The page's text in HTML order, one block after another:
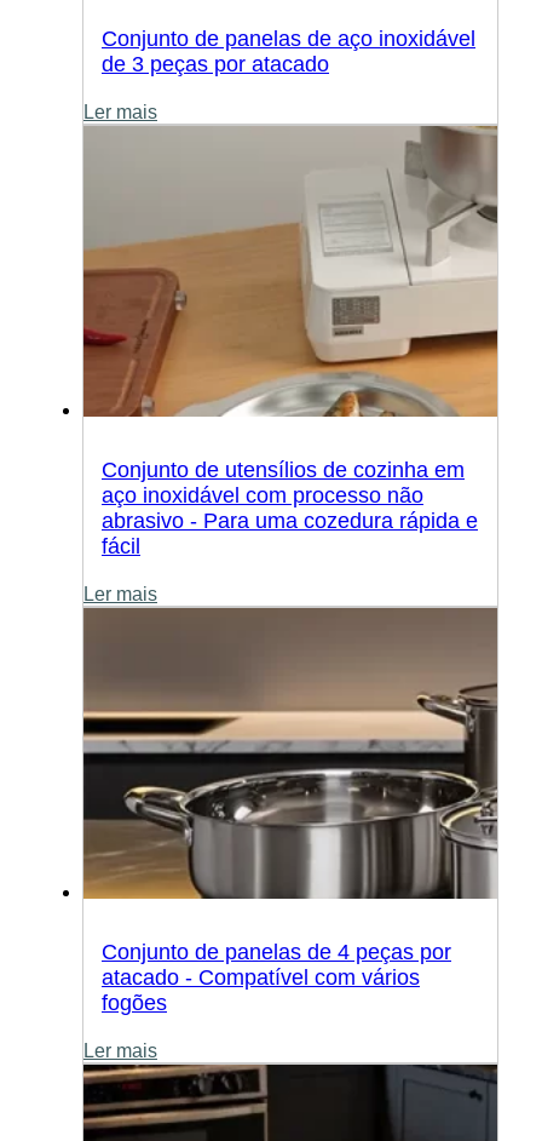
Conjunto de panelas de aço inoxidável
de 3 peças por atacado
Ler mais
Conjunto de utensílios de cozinha em
aço inoxidável com processo não
abrasivo - Para uma cozedura rápida e
fácil
Ler mais
Conjunto de panelas de 4 peças por
atacado - Compatível com vários
fogões
Ler mais